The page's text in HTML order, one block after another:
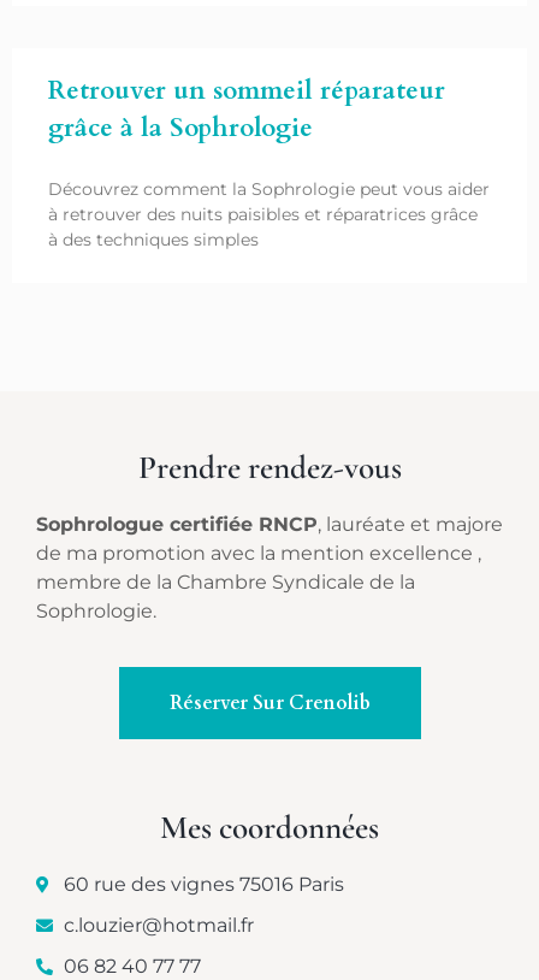
Retrouver un sommeil réparateur
grâce à la Sophrologie
Découvrez comment la Sophrologie peut vous aider
à retrouver des nuits paisibles et réparatrices grâce
à des techniques simples
Prendre rendez-vous
Sophrologue certifiée RNCP, lauréate et majore
de ma promotion avec la mention excellence ,
membre de la Chambre Syndicale de la
Sophrologie.
Réserver Sur Crenolib
Mes coordonnées
60 rue des vignes 75016 Paris
c.louzier@hotmail.fr
06 82 40 77 77